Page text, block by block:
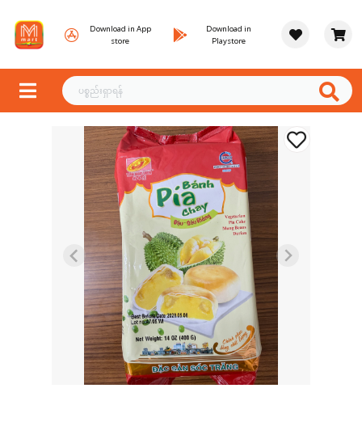
Download in App
store
Download in
Playstore